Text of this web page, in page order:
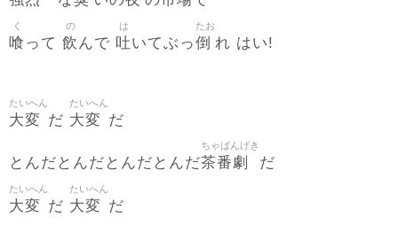
喰
く
って 飲
の
んで 吐
は
いてぶっ倒
たお
れ はい!
大変
たいへん
だ 大変
たいへん
だ
とんだとんだとんだとんだ茶番劇
ちゃばんげき
だ
大変
たいへん
だ 大変
たいへん
だ